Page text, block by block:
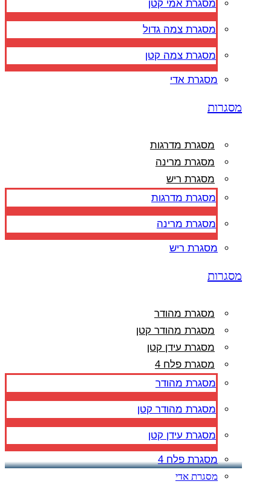
מסגרת אמי קטן
מסגרת צמה גדול
מסגרת צמה קטן
מסגרת אדי
מסגרות
מסגרת מדרגות
מסגרת מרינה
מסגרת ריש
מסגרת מדרגות
מסגרת מרינה
מסגרת ריש
מסגרות
מסגרת מהודר
מסגרת מהודר קטן
מסגרת עידן קטן
מסגרת פלח 4
מסגרת מהודר
מסגרת מהודר קטן
מסגרת עידן קטן
מסגרת פלח 4
מסגרת אדי